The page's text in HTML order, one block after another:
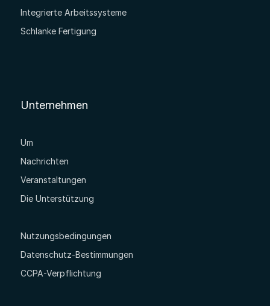
Integrierte Arbeitssysteme
Schlanke Fertigung
Unternehmen
Um
Nachrichten
Veranstaltungen
Die Unterstützung
Nutzungsbedingungen
Datenschutz-Bestimmungen
CCPA-Verpflichtung